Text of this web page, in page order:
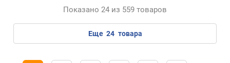
Показано 24 из 559 товаров
еще 24 товара